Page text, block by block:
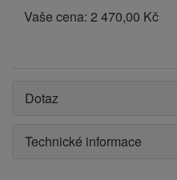
Vaše cena: 2 470,00 Kč
Dotaz
Technické informace